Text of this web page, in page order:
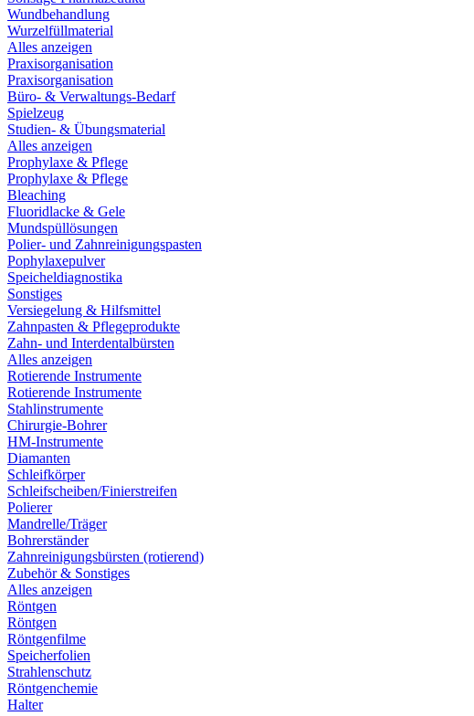
Wundbehandlung
Wurzelfüllmaterial
Alles anzeigen
Praxisorganisation
Praxisorganisation
Büro- & Verwaltungs-Bedarf
Spielzeug
Studien- & Übungsmaterial
Alles anzeigen
Prophylaxe & Pflege
Prophylaxe & Pflege
Bleaching
Fluoridlacke & Gele
Mundspüllösungen
Polier- und Zahnreinigungspasten
Pophylaxepulver
Speicheldiagnostika
Sonstiges
Versiegelung & Hilfsmittel
Zahnpasten & Pflegeprodukte
Zahn- und Interdentalbürsten
Alles anzeigen
Rotierende Instrumente
Rotierende Instrumente
Stahlinstrumente
Chirurgie-Bohrer
HM-Instrumente
Diamanten
Schleifkörper
Schleifscheiben/Finierstreifen
Polierer
Mandrelle/Träger
Bohrerständer
Zahnreinigungsbürsten (rotierend)
Zubehör & Sonstiges
Alles anzeigen
Röntgen
Röntgen
Röntgenfilme
Speicherfolien
Strahlenschutz
Röntgenchemie
Halter